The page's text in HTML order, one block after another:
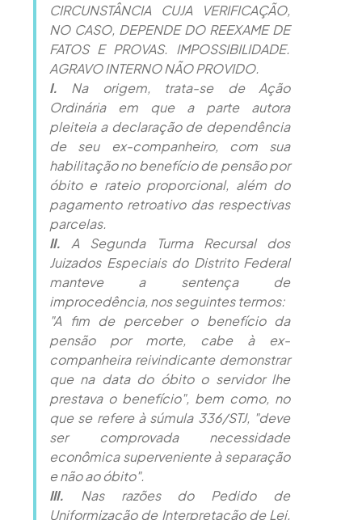
CIRCUNSTÂNCIA CUJA VERIFICAÇÃO,
NO CASO, DEPENDE DO REEXAME DE
FATOS E PROVAS. IMPOSSIBILIDADE.
AGRAVO INTERNO NÃO PROVIDO.
I. Na origem, trata-se de Ação
Ordinária em que a parte autora
pleiteia a declaração de dependência
de seu ex-companheiro, com sua
habilitação no benefício de pensão por
óbito e rateio proporcional, além do
pagamento retroativo das respectivas
parcelas.
II. A Segunda Turma Recursal dos
Juizados Especiais do Distrito Federal
manteve a sentença de
improcedência, nos seguintes termos:
"A fim de perceber o benefício da
pensão por morte, cabe à ex-
companheira reivindicante demonstrar
que na data do óbito o servidor lhe
prestava o benefício", bem como, no
que se refere à súmula 336/STJ, "deve
ser comprovada necessidade
econômica superveniente à separação
e não ao óbito".
III. Nas razões do Pedido de
Uniformização de Interpretação de Lei,